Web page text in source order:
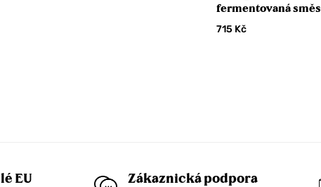
fermentovaná směs
Tranquility
715 Kč
EU Zákaznická podpora